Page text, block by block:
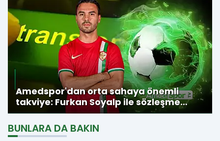
Amedspor'dan orta sahaya önemli
takviye: Furkan Soyalp ile sözleşme
imzalandı
BUNLARA DA BAKIN